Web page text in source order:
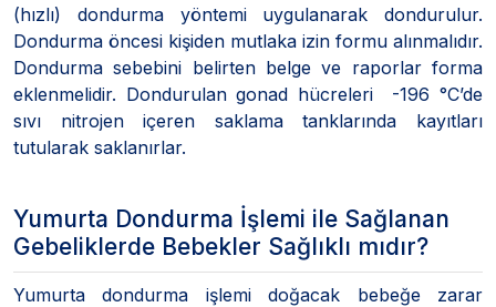
(hızlı) dondurma yöntemi uygulanarak dondurulur.
Dondurma öncesi kişiden mutlaka izin formu alınmalıdır.
Dondurma sebebini belirten belge ve raporlar forma
eklenmelidir. Dondurulan gonad hücreleri -196 °C’de
sıvı nitrojen içeren saklama tanklarında kayıtları
tutularak saklanırlar.
Yumurta Dondurma İşlemi ile Sağlanan
Gebeliklerde Bebekler Sağlıklı mıdır?
Yumurta dondurma işlemi doğacak bebeğe zarar